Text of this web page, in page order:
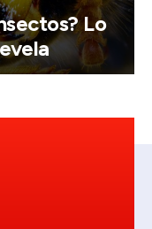
Lo